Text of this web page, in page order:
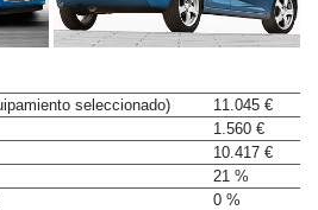
seleccionado)
11.045 €
1.560 €
10.417 €
21 %
0 %